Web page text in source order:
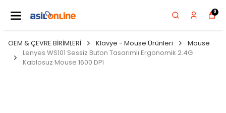
0
OEM & ÇEVRE BİRİMLERİ Klavye - Mouse Ürünleri
Mouse
Lenyes WS101 Sessiz Buton Tasarımlı Ergonomik 2.4G
Kablosuz Mouse 1600 DPI